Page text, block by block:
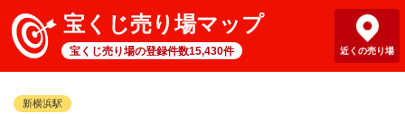
宝くじ売り場マップ
宝くじ売り場の登録件数15,430件 近くの売り場
新横浜駅